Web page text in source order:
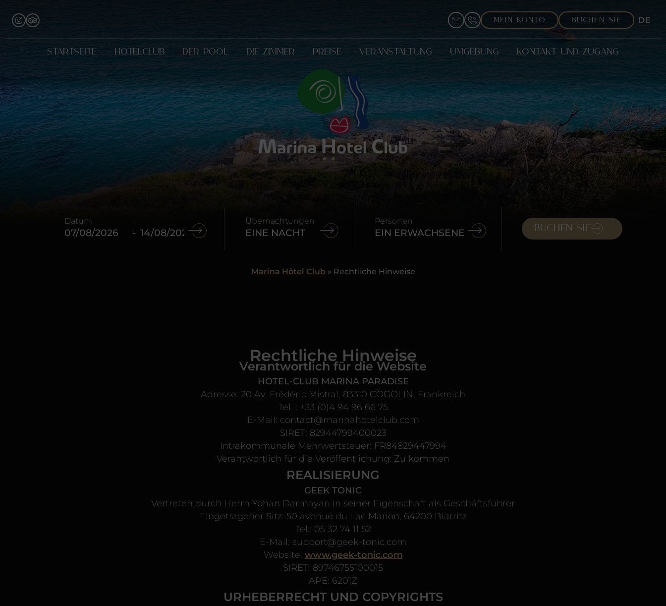
MEIN KONTO BUCHEN SIE DE
STARTSEITE HOTELCLUB DER POOL DIE ZIMMER PREISE VERANSTALTUNG UMGEBUNG KONTAKT UND ZUGANG
Datum
-
Übernachtungen Personen
Buchen Sie
Marina Hôtel Club » Rechtliche Hinweise
Rechtliche Hinweise
Verantwortlich für die Website
HOTEL-CLUB MARINA PARADISE
Adresse: 20 Av. Frédéric Mistral, 83310 COGOLIN, Frankreich
Tel. : +33 (0)4 94 96 66 75
E-Mail: contact@marinahotelclub.com
SIRET: 82944799400023
Intrakommunale Mehrwertsteuer: FR84829447994
Verantwortlich für die Veröffentlichung: Zu kommen
REALISIERUNG
GEEK TONIC
Vertreten durch Herrn Yohan Darmayan in seiner Eigenschaft als Geschäftsführer
Eingetragener Sitz: 50 avenue du Lac Marion, 64200 Biarritz
Tel.: 05 32 74 11 52
E-Mail: support@geek-tonic.com
Website: www.geek-tonic.com
SIRET: 89746755100015
APE: 6201Z
URHEBERRECHT UND COPYRIGHTS